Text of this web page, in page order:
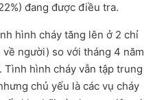
đang được điều tra.
hình cháy tăng lên ở 2 chỉ
người) so với tháng 4 năm
Tình hình cháy vẫn tập trung
chủ yếu là các vụ cháy